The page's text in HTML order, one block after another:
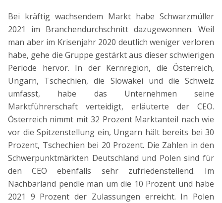
Bei kräftig wachsendem Markt habe Schwarzmüller
2021 im Branchendurchschnitt dazugewonnen. Weil
man aber im Krisenjahr 2020 deutlich weniger verloren
habe, gehe die Gruppe gestärkt aus dieser schwierigen
Periode hervor. In der Kernregion, die Österreich,
Ungarn, Tschechien, die Slowakei und die Schweiz
umfasst, habe das Unternehmen seine
Marktführerschaft verteidigt, erläuterte der CEO.
Österreich nimmt mit 32 Prozent Marktanteil nach wie
vor die Spitzenstellung ein, Ungarn hält bereits bei 30
Prozent, Tschechien bei 20 Prozent. Die Zahlen in den
Schwerpunktmärkten Deutschland und Polen sind für
den CEO ebenfalls sehr zufriedenstellend. Im
Nachbarland pendle man um die 10 Prozent und habe
2021 9 Prozent der Zulassungen erreicht. In Polen